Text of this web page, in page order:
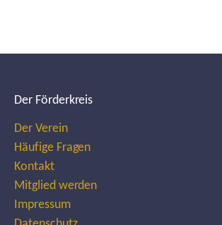
Der Förderkreis
Der Verein
Häufige Fragen
Kontakt
Mitglied werden
Impressum